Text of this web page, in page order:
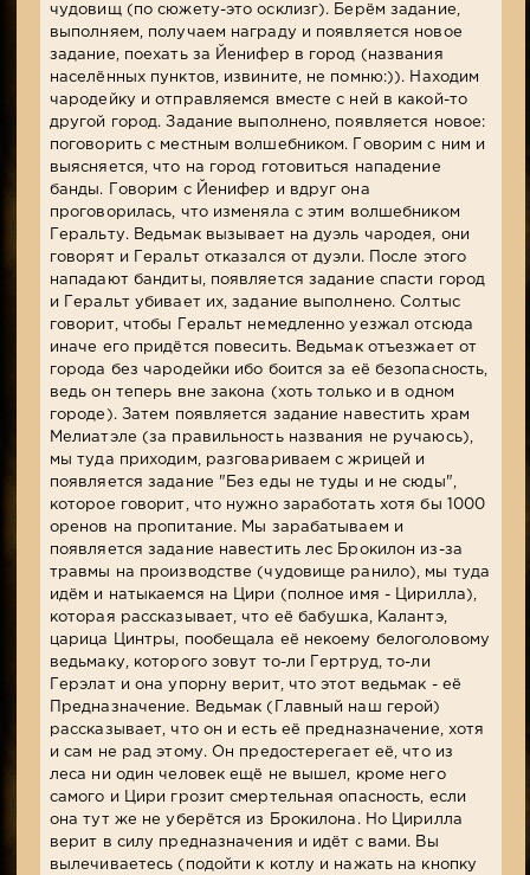
чудовищ (по сюжету-это осклизг). Берём задание,
выполняем, получаем награду и появляется новое
задание, поехать за Йенифер в город (названия
населённых пунктов, извините, не помню:)). Находим
чародейку и отправляемся вместе с ней в какой-то
другой город. Задание выполнено, появляется новое:
поговорить с местным волшебником. Говорим с ним и
выясняется, что на город готовиться нападение
банды. Говорим с Йенифер и вдруг она
проговорилась, что изменяла с этим волшебником
Геральту. Ведьмак вызывает на дуэль чародея, они
говорят и Геральт отказался от дуэли. После этого
нападают бандиты, появляется задание спасти город
и Геральт убивает их, задание выполнено. Солтыс
говорит, чтобы Геральт немедленно уезжал отсюда
иначе его придётся повесить. Ведьмак отъезжает от
города без чародейки ибо боится за её безопасность,
ведь он теперь вне закона (хоть только и в одном
городе). Затем появляется задание навестить храм
Мелиатэле (за правильность названия не ручаюсь),
мы туда приходим, разговариваем с жрицей и
появляется задание "Без еды не туды и не сюды",
которое говорит, что нужно заработать хотя бы 1000
оренов на пропитание. Мы зарабатываем и
появляется задание навестить лес Брокилон из-за
травмы на производстве (чудовище ранило), мы туда
идём и натыкаемся на Цири (полное имя - Цирилла),
которая рассказывает, что её бабушка, Калантэ,
царица Цинтры, пообещала её некоему белоголовому
ведьмаку, которого зовут то-ли Гертруд, то-ли
Герэлат и она упорну верит, что этот ведьмак - её
Предназначение. Ведьмак (Главный наш герой)
рассказывает, что он и есть её предназначение, хотя
и сам не рад этому. Он предостерегает её, что из
леса ни один человек ещё не вышел, кроме него
самого и Цири грозит смертельная опасность, если
она тут же не уберётся из Брокилона. Но Цирилла
верит в силу предназначения и идёт с вами. Вы
вылечиваетесь (подойти к котлу и нажать на кнопку